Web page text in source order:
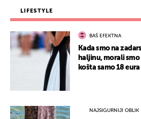
LIFESTYLE
BAŠ EFEKTNA
Kada smo na
haljinu, morali
košta samo 18 eura
NAJSIGURNIJI OBLIK